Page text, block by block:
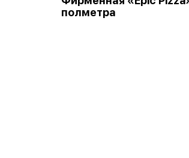
полметра